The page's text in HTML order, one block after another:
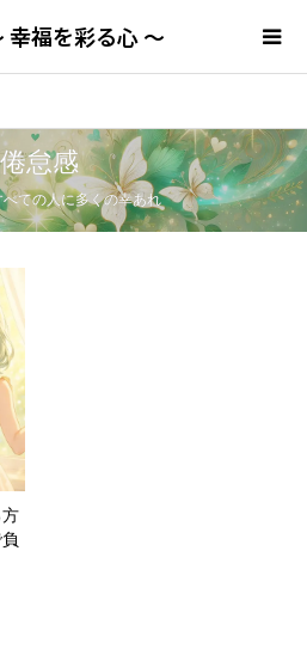
幸福を彩る心 ～
倦怠感
ての人に多くの幸あれ